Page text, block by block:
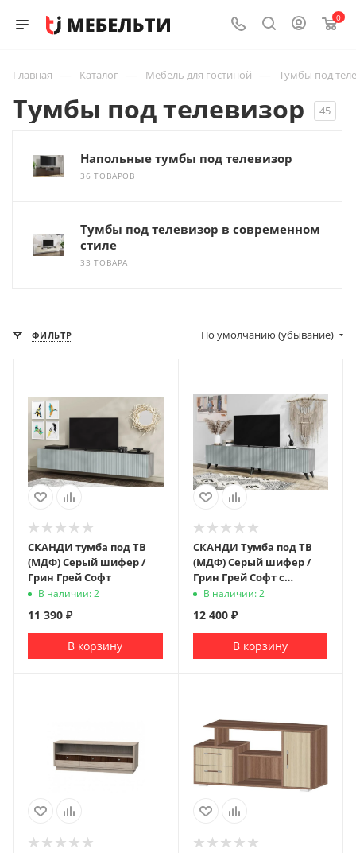
0
Главная — Каталог — Мебель для гостиной — Тумбы под
Тумбы под телевизор 45
Напольные тумбы под телевизор
36 ТОВАРОВ
Тумбы под телевизор в современном
стиле
33 ТОВАРА
ФИЛЬТР По умолчанию (убывание)
СКАНДИ тумба под ТВ
(МДФ) Серый шифер /
Грин Грей Софт
В наличии: 2
11 390 ₽
В корзину
СКАНДИ Тумба под ТВ
(МДФ) Серый шифер /
Грин Грей Софт с
опорами
В наличии: 2
12 400₽
В корзину